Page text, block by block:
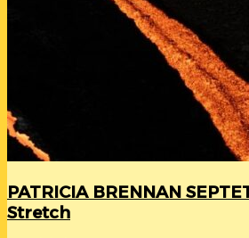
PATRICIA BRENNAN
Stretch